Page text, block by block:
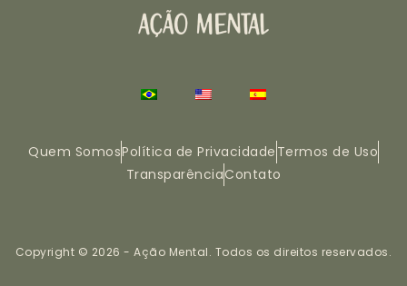
Quem SomosPolítica de Privacidade Termos de Uso
TransparênciaContato
Copyright © 2026 - Ação Mental. Todos os direitos reservados.